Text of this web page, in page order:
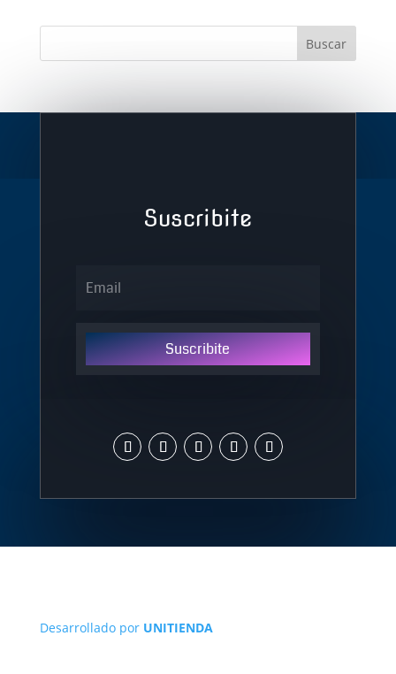
Suscribite
Suscribite
Desarrollado por UNITIENDA